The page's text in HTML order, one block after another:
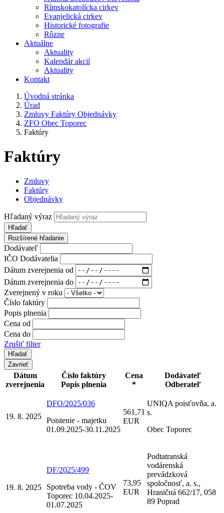
Rímskokatolícka cirkev
Evanjelická cirkev
Historické fotografie
Rôzne
Aktuálne
Aktuality
Kalendár akcií
Aktuality
Kontakt
Úvodná stránka
Úrad
Zmluvy Faktúry Objednávky
ZFO Obec Toporec
Faktúry
Faktúry
Zmluvy
Faktúry
Objednávky
Hľadaný výraz
Hľadať
Rozšírené hľadanie
Dodávateľ
IČO Dodávatelia
Dátum zverejnenia od
Dátum zverejnenia do
Zverejnený v roku
Číslo faktúry
Popis plnenia
Cena od
Cena do
Zrušiť filter
Zavrieť
Dátum
zverejnenia
Číslo faktúry
Popis plnenia
Cena
*
Dodávateľ
Odberateľ
19. 8. 2025
DFO/2025/036
Poistenie - majetku
01.09.2025-30.11.2025
561,71
EUR
UNIQA poisťovňa, a.
s.
Obec Toporec
19. 8. 2025
DF/2025/499
Spotreba vody - ČOV
Toporec 10.04.2025-
01.07.2025
73,95
EUR
Podtatranská
vodárenská
prevádzková
spoločnosť, a. s.,
Hraničná 662/17, 058
89 Poprad